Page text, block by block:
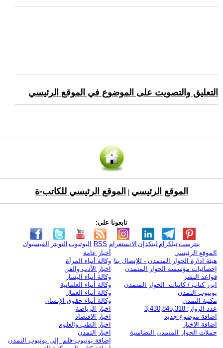
التعليق والتصويت على الموضوع في الموقع الرئيسي
الموقع الرئيسي الموقع الرئيسي للكاتب-ة
تابعونا على:
الفيسبوك التويتر اليوتيوب RSS الانستغرام لينكدإن تيلكرامبنترست
الموقع الرئيسي
هيئة ادارة الحوار المتمدن - للإتصال بنا
إحصائيات مؤسسة الحوار المتمدن
قواعد النشر
ابرز كتاب / كاتبات الحوار المتمدن
يوتيوب التمدن
مكتبة التمدن
عدد الزوار: 3,430,845,318
اضافة موضوع جديد
اضافة الاخبار
حملات الحوار المتمدن التضامنية
أخبار عامة
وكالة أنباء المرأة
اخبار الأدب والفن
وكالة أنباء اليسار
وكالة أنباء العلمانية
وكالة أنباء العمال
وكالة أنباء حقوق الإنسان
اخبار الرياضة
اخبار الاقتصاد
اخبار الطب والعلوم
اخبار التمدن
إضافة يوتيوب-فلم إلى يوتيوب التمدن